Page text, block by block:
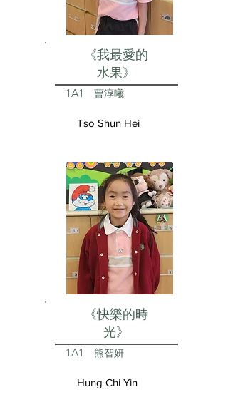
《我最愛的
水果》
1A1 曹淳曦
Tso Shun Hei
《快樂的時
光》
1A1 熊智妍
Hung Chi Yin